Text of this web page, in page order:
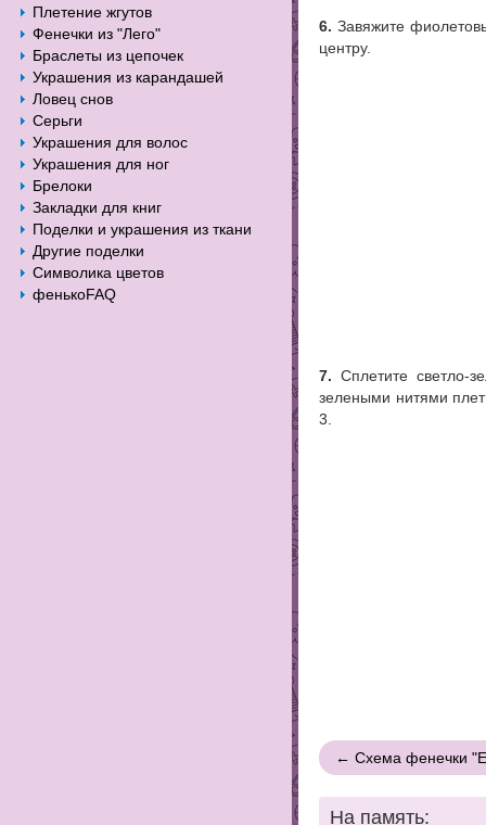
Плетение жгутов
Фенечки из "Лего"
Браслеты из цепочек
Украшения из карандашей
Ловец снов
Серьги
Украшения для волос
Украшения для ног
Брелоки
Закладки для книг
Поделки и украшения из ткани
Другие поделки
Символика цветов
фенькоFAQ
6. Завяжите
центру.
7. Сплетите светло-
зелеными нитями
3.
← Схема фенечки
На память: